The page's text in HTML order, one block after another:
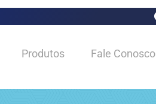
Produtos Fale Conosco